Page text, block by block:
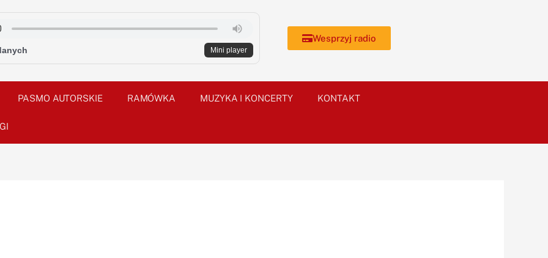
Mini player
Wesprzyj radio
PASMO AUTORSKIE RAMÓWKA MUZYKA I KONCERTY KONTAKT